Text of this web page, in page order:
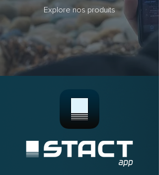
Explore nos produits